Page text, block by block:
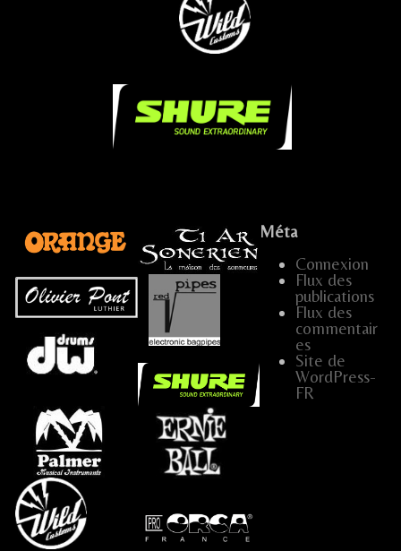
Méta
Connexion
Flux des
publications
Flux des
commentair
es
Site de
WordPress-
FR